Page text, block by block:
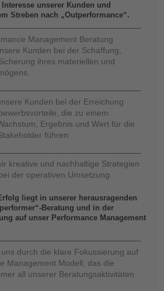
unserer Kunden und
Streben nach „Outperformance“.
Management Beratung
Kunden bei der Schaffung,
ihres materiellen und
Kunden bei der Erreichung
die zu einem
Ergebnis und Wert für die
führen.
kreative und nachhaltige Strategien
der operativen Umsetzung.
liegt in unserer herausragenden
Beratung und in der
auf unser Performance Management
durch die klare Fokussierung auf
Management Modell, das die
all unserer Beratungsaktivitäten